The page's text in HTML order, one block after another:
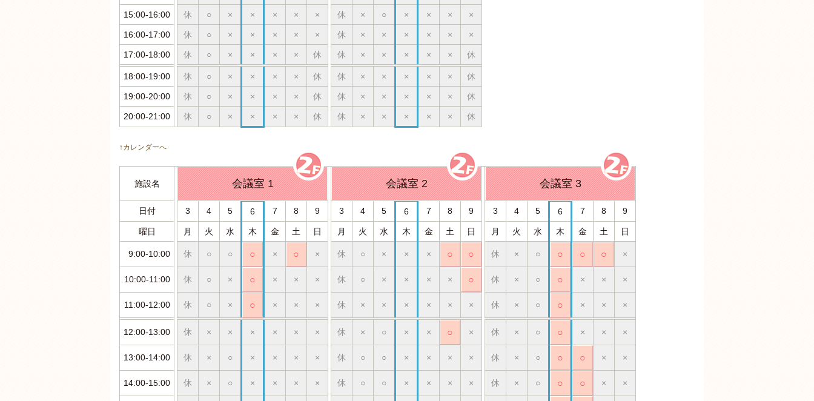
15:00-16:00 休 ○ × × × × × 休 × ○ × × × ×
16:00-17:00 休 ○ × × × × × 休 × × × × × ×
17:00-18:00 休 ○ × × × × 休 休 × × × × × 休
18:00-19:00 休 ○ × × × × 休 休 × × × × × 休
19:00-20:00 休 ○ × × × × 休 休 × × × × × 休
20:00-21:00 休 ○ × × × × 休 休 × × × × × 休
↑カレンダーへ
施設名 会議室 1 会議室 2 会議室 3
日付 3 4 5 6 7 8 9 3 4 5 6 7 8 9 3 4 5 6 7 8 9
曜日 月 火 水 木 金 土 日 月 火 水 木 金 土 日 月 火 水 木 金 土 日
9:00-10:00 休 ○ ○ ○ × ○ × 休 ○ × × × ○ ○ 休 × ○ ○ ○ ○ ×
10:00-11:00 休 ○ × ○ × × × 休 ○ × × × × ○ 休 × ○ ○ × × ×
11:00-12:00 休 ○ × ○ × × × 休 × × × × × × 休 × ○ ○ × × ×
12:00-13:00 休 × × × × × × 休 × ○ × × ○ × 休 × ○ ○ × × ×
13:00-14:00 休 × ○ × × × × 休 ○ ○ × × × × 休 × ○ ○ ○ × ×
14:00-15:00 休 × ○ × × × × 休 ○ ○ × × × × 休 × ○ ○ ○ × ×